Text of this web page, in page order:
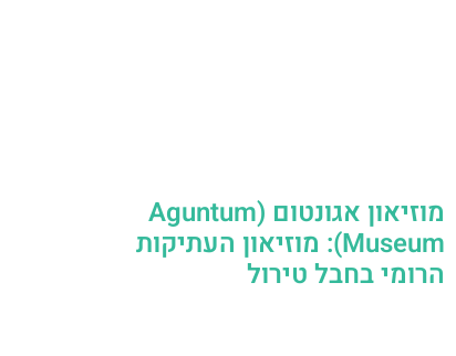
מוזיאון אגונטום (Aguntum
Museum): מוזיאון העתיקות
הרומי בחבל טירול